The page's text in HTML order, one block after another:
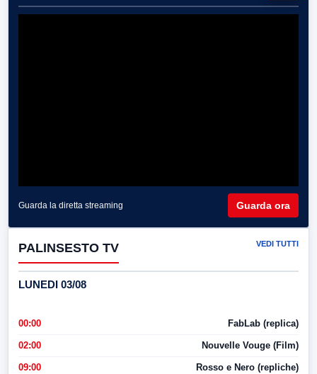
Guarda la diretta streaming Guarda ora
PALINSESTO TV VEDI TUTTI
LUNEDI 03/08
00:00 FabLab (replica)
02:00 Nouvelle Vouge (Film)
09:00 Rosso e Nero (repliche)